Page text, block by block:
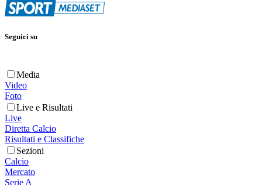
Seguici su
Media
Video
Foto
Live e Risultati
Live
Diretta Calcio
Risultati e Classifiche
Sezioni
Calcio
Mercato
Serie A